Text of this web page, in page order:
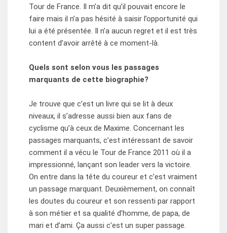
Tour de France. Il m’a dit qu’il pouvait encore le
faire mais il n’a pas hésité à saisir l’opportunité qui
lui a été présentée. Il n’a aucun regret et il est très
content d’avoir arrêté à ce moment-là.
Quels sont selon vous les passages
marquants de cette biographie?
Je trouve que c’est un livre qui se lit à deux
niveaux, il s’adresse aussi bien aux fans de
cyclisme qu’à ceux de Maxime. Concernant les
passages marquants, c’est intéressant de savoir
comment il a vécu le Tour de France 2011 où il a
impressionné, lançant son leader vers la victoire.
On entre dans la tête du coureur et c’est vraiment
un passage marquant. Deuxièmement, on connaît
les doutes du coureur et son ressenti par rapport
à son métier et sa qualité d’homme, de papa, de
mari et d’ami. Ça aussi c’est un super passage.